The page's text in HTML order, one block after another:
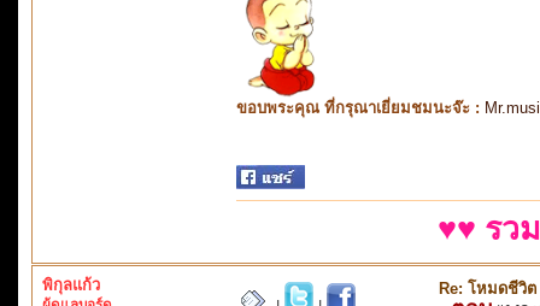
ขอบพระคุณ ที่กรุณาเยี่ยมชมนะจ๊ะ :
♥♥ รว
พิกุลแก้ว Re: โหมดชีวิต